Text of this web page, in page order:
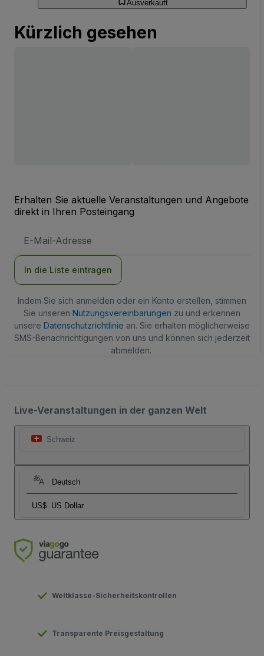
Ausverkauft
Kürzlich gesehen
Erhalten Sie aktuelle Veranstaltungen und Angebote
direkt in Ihren Posteingang
Mail-
In die Liste eintragen
Indem Sie sich anmelden oder ein Konto erstellen, stimmen
Sie unseren Nutzungsvereinbarungen zu und erkennen
unsere Datenschutzrichtlinie an. Sie erhalten möglicherweise
SMS-Benachrichtigungen von uns und können sich jederzeit
abmelden.
Live-Veranstaltungen in der ganzen Welt
Schweiz
Deutsch
US$ US Dollar
Weltklasse-Sicherheitskontrollen
Transparente Preisgestaltung